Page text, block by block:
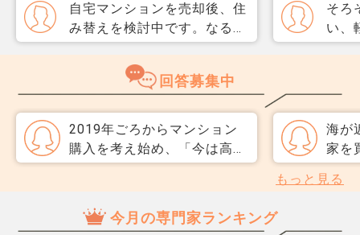
自宅マンションを売却後、住
み替えを検討中です。なるべ
く3か月以内に売却をしたい
のですが、一般媒介と専任媒
介で迷っています。 窓口は
だと思うのですが、友人には
専任をおすすめされました。
それぞれメリットデメリット
そろ
い、
取り
直、
のか
だ、
スコ
回答募集中
2019年ごろからマンション
購入を考え始め、「今は高い
から」と見送ってきました。
発…理由をつけて様子見を続
けていたら、 当時検討して
海が
家を
こと
ます
もっと見る
今月の専門家ランキング